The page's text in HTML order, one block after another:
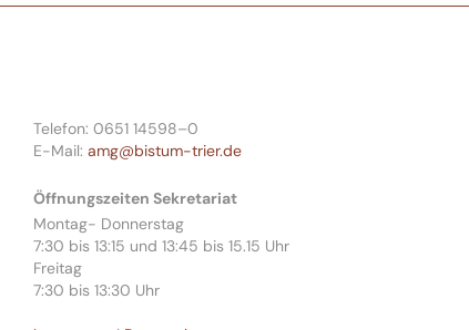
Telefon: 0651 14598–0
E-Mail: amg@bistum-trier.de
Öffnungszeiten Sekretariat
Montag- Donnerstag
7:30 bis 13:15 und 13:45 bis 15.15 Uhr
Freitag
7:30 bis 13:30 Uhr